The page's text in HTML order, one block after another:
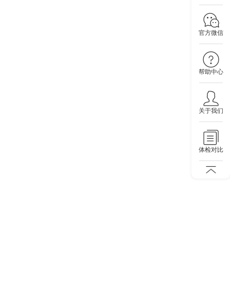
官方微信
帮助中心
关于我们
体检对比